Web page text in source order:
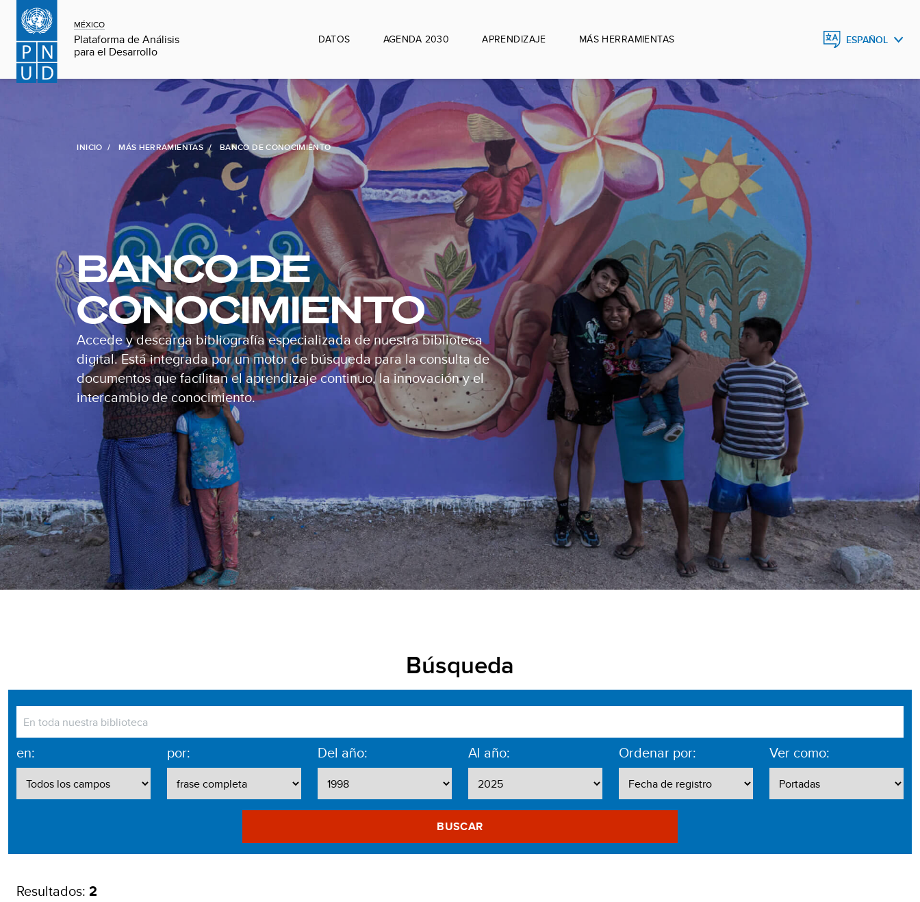
MÉXICO
Plataforma de Análisis
para el Desarrollo
DATOS AGENDA 2030 APRENDIZAJE MÁS HERRAMIENTAS
ESPAÑOL
ENGLISH
INICIO MÁS HERRAMIENTAS BANCO DE CONOCIMIENTO
BANCO DE
CONOCIMIENTO
Accede y descarga bibliografía especializada de nuestra biblioteca
digital. Está integrada por un motor de búsqueda para la consulta de
documentos que facilitan el aprendizaje continuo, la innovación y el
intercambio de conocimiento.
Búsqueda
en: por: Del año: Al año: Ordenar por: Ver como:
BUSCAR
Resultados: 2